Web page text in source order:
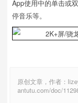
App使用中的单击或
停音乐等。
原创文章，作者：
antutu.com/doc/